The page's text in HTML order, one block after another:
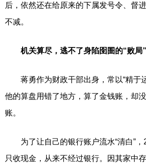
后，依然还在给原来的下属发号令、督
不减。
机关算尽，逃不了身陷囹圄的“败局”
蒋勇作为财政干部出身，常以“精于
他的算盘用错了地方，算了金钱账，却
账。
为了让自己的银行账户流水“清白”，
只收现金，从来不经过银行。因其家中